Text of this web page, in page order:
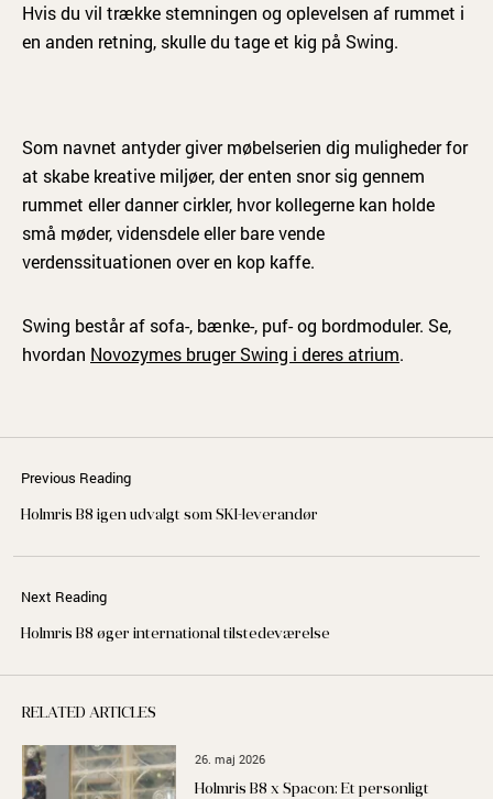
Hvis du vil trække stemningen og oplevelsen af rummet i
en anden retning, skulle du tage et kig på Swing.
Som navnet antyder giver møbelserien dig muligheder for
at skabe kreative miljøer, der enten snor sig gennem
rummet eller danner cirkler, hvor kollegerne kan holde
små møder, vidensdele eller bare vende
verdenssituationen over en kop kaffe.
Swing består af sofa-, bænke-, puf- og bordmoduler. Se,
hvordan Novozymes bruger Swing i deres atrium.
Previous Reading
Holmris B8 igen udvalgt som SKI-leverandør
Next Reading
Holmris B8 øger international tilstedeværelse
RELATED ARTICLES
26. maj 2026
Holmris B8 x Spacon: Et personligt